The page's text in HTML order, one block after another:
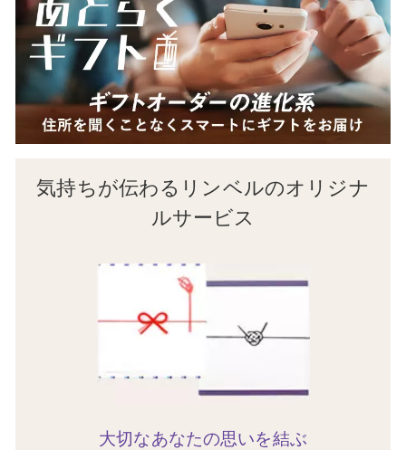
気持ちが伝わるリンベルのオリジナ
ルサービス
大切なあなたの思いを結ぶ